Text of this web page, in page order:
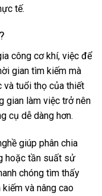
tế.
công cơ khí, việc để
gian tìm kiếm mà
và tuổi thọ của thiết
gian làm việc trở nên
cụ dễ dàng hơn.
giúp phân chia
hoặc tần suất sử
chóng tìm thấy
và nâng cao